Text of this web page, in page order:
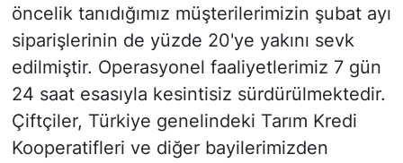
öncelik tanıdığımız müşterilerimizin şubat ayı
siparişlerinin de yüzde 20'ye yakını sevk
edilmiştir. Operasyonel faaliyetlerimiz 7 gün
24 saat esasıyla kesintisiz sürdürülmektedir.
Çiftçiler, Türkiye genelindeki Tarım Kredi
Kooperatifleri ve diğer bayilerimizden